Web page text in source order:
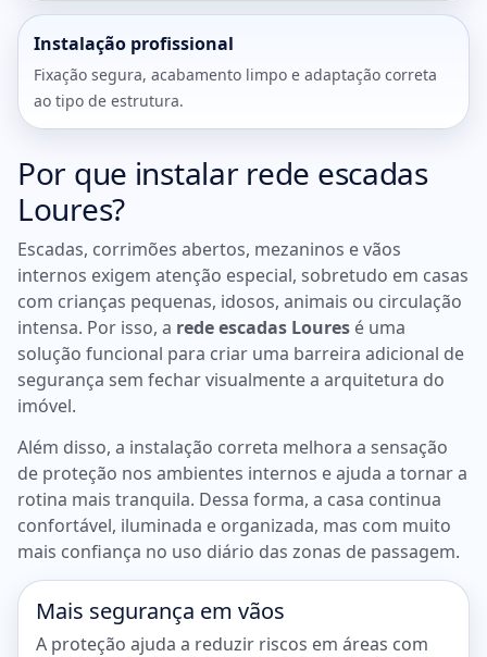
Instalação profissional
Fixação segura, acabamento limpo e adaptação correta
ao tipo de estrutura.
Por que instalar rede escadas
Loures?
Escadas, corrimões abertos, mezaninos e vãos
internos exigem atenção especial, sobretudo em casas
com crianças pequenas, idosos, animais ou circulação
intensa. Por isso, a rede escadas Loures é uma
solução funcional para criar uma barreira adicional de
segurança sem fechar visualmente a arquitetura do
imóvel.
Além disso, a instalação correta melhora a sensação
de proteção nos ambientes internos e ajuda a tornar a
rotina mais tranquila. Dessa forma, a casa continua
confortável, iluminada e organizada, mas com muito
mais confiança no uso diário das zonas de passagem.
Mais segurança em vãos
A proteção ajuda a reduzir riscos em áreas com